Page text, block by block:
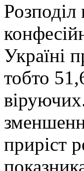
Розподіл
Україні
тобто
приріст